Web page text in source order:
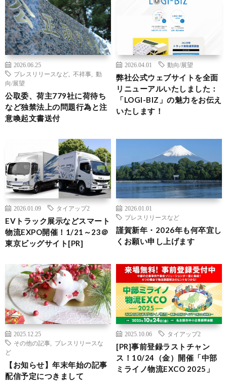
2026.06.25
プレスリリースなど
不祥事
動
向/展望
公取委、荷主779社に荷待ち
など独禁法上の問題行為と注
意喚起文書送付
2026.04.01 動向/展望
弊社公式ウェブサイトを全面
リニューアルいたしました：
「LOGI-BIZ」の魅力をお伝え
いたします！
2026.01.09 タイアップ2
EVトラック展示などスマート
物流EXPO開催！1/21～23＠
東京ビッグサイト[PR]
2026.01.01
プレスリリースなど
謹賀新年・2026年も何卒宜し
くお願い申し上げます
2025.12.25
その他の記事
プレスリリースな
ど
【お知らせ】年末年始の記事
配信予定につきまして
2025.10.06 タイアップ2
[PR]事前登録ラストチャン
ス！10/24（金）開催「中部
ミライノ物流EXCO 2025」